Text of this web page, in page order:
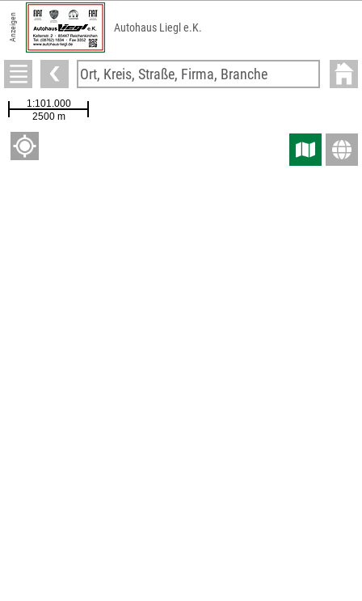
Anzeigen Autohaus Liegl e.K.